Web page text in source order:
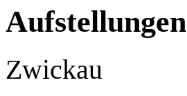
Aufstellungen
Zwickau